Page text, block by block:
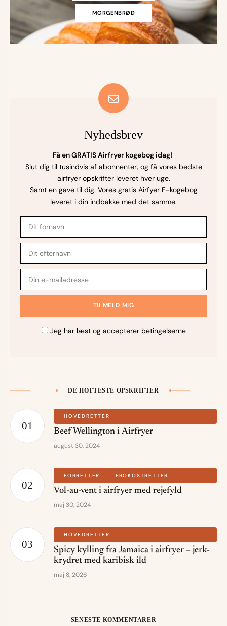
MORGENBRØD
Nyhedsbrev
Få en GRATIS Airfryer kogebog idag!
Slut dig til tusindvis af abonnenter, og få vores bedste
airfryer opskrifter leveret hver uge.
Samt en gave til dig. Vores gratis Airfyer E-kogebog
leveret i din indbakke med det samme.
Jeg har læst og accepterer betingelserne
DE HOTTESTE OPSKRIFTER
HOVEDRETTER
Beef Wellington i Airfryer
august 30, 2024
FORRETTER FROKOSTRETTER
Vol-au-vent i airfryer med rejefyld
maj 30, 2024
HOVEDRETTER
Spicy kylling fra Jamaica i airfryer – jerk-
krydret med karibisk ild
maj 8, 2026
SENESTE KOMMENTARER